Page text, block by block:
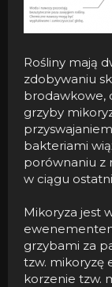
Rośliny mają
zdobywaniu
brodawkowe,
grzyby
bakteriami
porównaniu z
w ciągu
Mikoryza jest
grzybami za
tzw. mikoryzę
korzenie tzw.